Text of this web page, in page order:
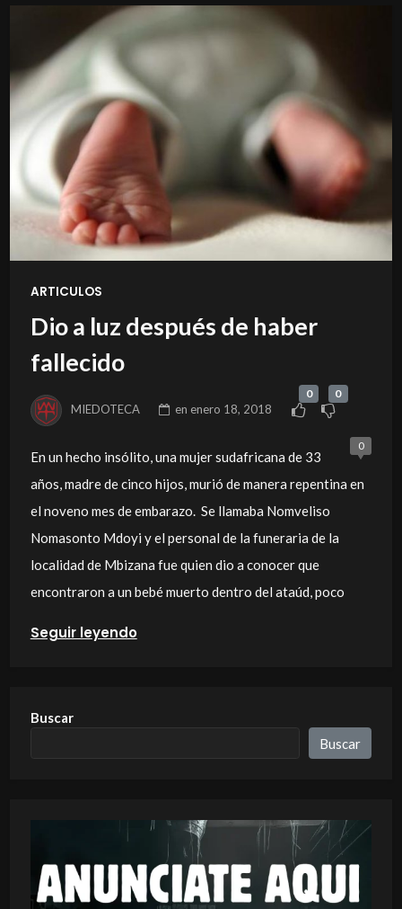
ARTICULOS
Dio a luz después de haber
fallecido
MIEDOTECA en enero 18, 2018
0 0
0
En un hecho insólito, una mujer sudafricana de 33
años, madre de cinco hijos, murió de manera repentina en
el noveno mes de embarazo. Se llamaba Nomveliso
Nomasonto Mdoyi y el personal de la funeraria de la
localidad de Mbizana fue quien dio a conocer que
encontraron a un bebé muerto dentro del ataúd, poco
Seguir leyendo
Buscar
Buscar